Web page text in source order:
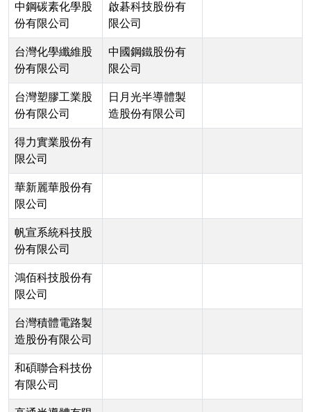
中鋼碳素化學股
份有限公司
啟碁科技股份有
限公司
台灣化學纖維股
份有限公司
中國鋼鐵股份有
限公司
台灣塑膠工業股
份有限公司
日月光半導體製
造股份有限公司
得力實業股份有
限公司
華新麗華股份有
限公司
帆宣系統科技股
份有限公司
鴻佰科技股份有
限公司
台灣積體電路製
造股份有限公司
和碩聯合科技份
有限公司